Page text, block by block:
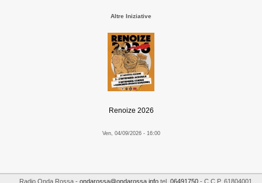
Altre Iniziative
Renoize 2026
Ven, 04/09/2026 - 16:00
Radio Onda Rossa- ondarossa@ondarossa.infotel. 06491750- C.C.P. 61804001